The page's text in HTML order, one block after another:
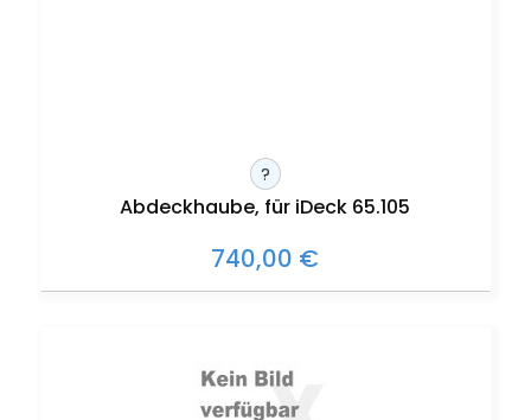
?
Abdeckhaube, für iDeck 65.105
740,00 €